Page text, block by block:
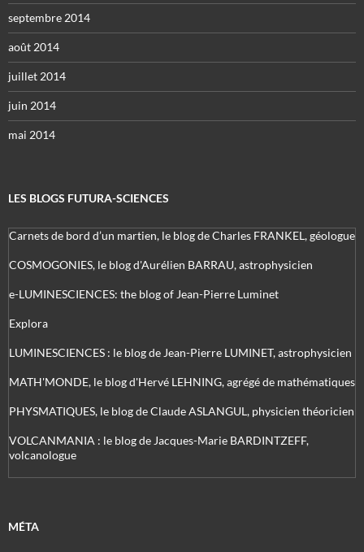
septembre 2014
août 2014
juillet 2014
juin 2014
mai 2014
LES BLOGS FUTURA-SCIENCES
Carnets de bord d’un martien, le blog de Charles FRANKEL, géologue
COSMOGONIES, le blog d'Aurélien BARRAU, astrophysicien
e-LUMINESCIENCES: the blog of Jean-Pierre Luminet
Explora
LUMINESCIENCES : le blog de Jean-Pierre LUMINET, astrophysicien
MATH'MONDE, le blog d'Hervé LEHNING, agrégé de mathématiques
PHYSMATIQUES, le blog de Claude ASLANGUL, physicien théoricien
VOLCANMANIA : le blog de Jacques-Marie BARDINTZEFF,
volcanologue
MÉTA